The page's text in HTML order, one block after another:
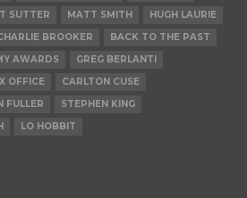
SUTTER MATT SMITH
HUGH LAURIE
BROOKER
BACK TO THE PAST
AWARDS
GREG BERLANTI
OFFICE
CARLTON CUSE
FULLER
STEPHEN KING
LO HOBBIT